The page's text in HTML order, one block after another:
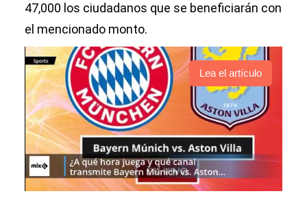
47,000 los ciudadanos que se beneficiarán con
el mencionado monto.
Lea el artículo